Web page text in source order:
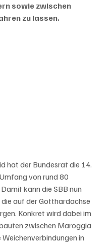
sowie zwischen
zu lassen.
hat der Bundesrat die 14.
von rund 80
kann die SBB nun
auf der Gotthardachse
Konkret wird dabei im
zwischen Maroggia
in